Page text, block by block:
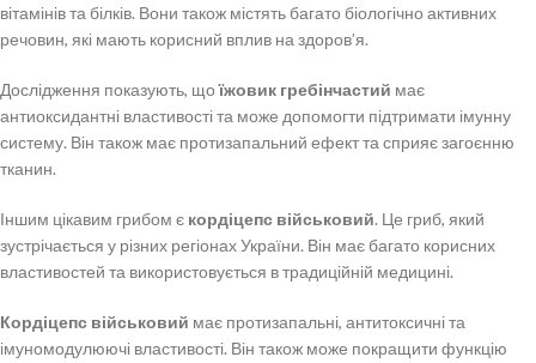
вітамінів та білків. Вони також містять багато біологічно активних
речовин, які мають корисний вплив на здоров’я.
Дослідження показують, щоїжовик гребінчастий має
антиоксидантні властивості та може допомогти підтримати імунну
систему. Він також має протизапальний ефект та сприяє загоєнню
тканин.
Іншим цікавим грибом є кордіцепс військовий. Це гриб, який
зустрічається у різних регіонах України. Він має багато корисних
властивостей та використовується в традиційній медицині.
Кордіцепс військовий має протизапальні, антитоксичні та
імуномодулюючі властивості. Він також може покращити функцію